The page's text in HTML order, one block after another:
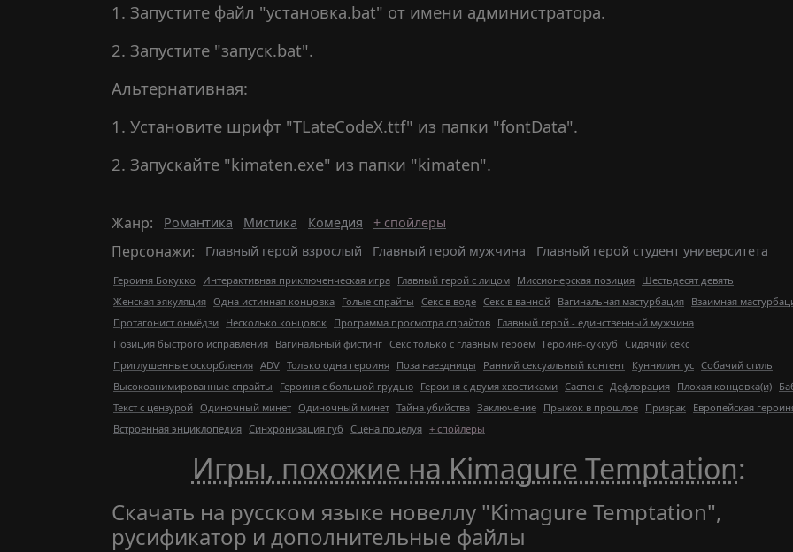
1. Запустите файл "установка.bat" от имени администратора.
2. Запустите "запуск.bat".
Альтернативная:
1. Установите шрифт "TLateCodeX.ttf" из папки "fontData".
2. Запускайте "kimaten.exe" из папки "kimaten".
Жанр: Романтика Мистика Комедия + спойлеры
Персонажи: Главный герой взрослый Главный герой мужчина Главный герой студент университета
Героиня Бокукко Интерактивная приключенческая игра Главный герой с лицом Миссионерская позиция Шестьдесят девять
Женская эякуляция Одна истинная концовка Голые спрайты Секс в воде Секс в ванной Вагинальная мастурбация Взаимная
Протагонист онмёдзи Несколько концовок Программа просмотра спрайтов Главный герой - единственный мужчина
Позиция быстрого исправления Вагинальный фистинг Секс только с главным героем Героиня-суккуб Сидячий секс
Приглушенные оскорбления ADV Только одна героиня Поза наездницы Ранний сексуальный контент Куннилингус Собачий стиль
Высокоанимированные спрайты
Героиня с большой грудью Героиня с двумя хвостиками Саспенс Дефлорация Плохая концовка(и)
Текст с цензурой Одиночный минет Одиночный минет Тайна убийства Заключение Прыжок в прошлое Призрак Европейская
Встроенная энциклопедия Синхронизация губ Сцена поцелуя + спойлеры
Игры, похожие на Kimagure Temptation:
Скачать на русском языке новеллу "Kimagure Temptation",
русификатор и дополнительные файлы